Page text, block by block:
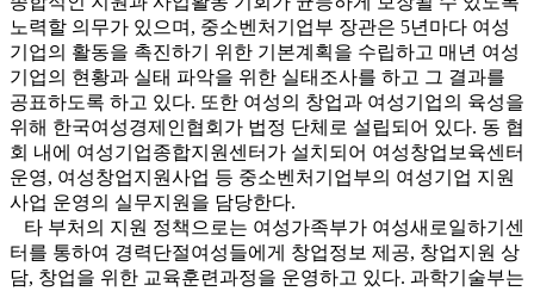
노력할 의무가 있으며, 중소벤처기업부 장관은 5년마다 여성
기업의 활동을 촉진하기 위한 기본계획을 수립하고 매년 여성
기업의 현황과 실태 파악을 위한 실태조사를 하고 그 결과를
공표하도록 하고 있다. 또한 여성의 창업과 여성기업의 육성을
위해 한국여성경제인협회가 법정 단체로 설립되어 있다. 동 협
회 내에 여성기업종합지원센터가 설치되어 여성창업보육센터
운영, 여성창업지원사업 등 중소벤처기업부의 여성기업 지원
사업 운영의 실무지원을 담당한다.
타 부처의 지원 정책으로는 여성가족부가 여성새로일하기센
터를 통하여 경력단절여성들에게 창업정보 제공, 창업지원 상
담, 창업을 위한 교육훈련과정을 운영하고 있다. 과학기술부는